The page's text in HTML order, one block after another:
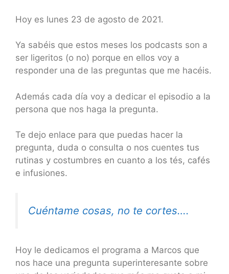
Hoy es lunes 23 de agosto de 2021.
Ya sabéis que estos meses los podcasts son a
ser ligeritos (o no) porque en ellos voy a
responder una de las preguntas que me hacéis.
Además cada día voy a dedicar el episodio a la
persona que nos haga la pregunta.
Te dejo enlace para que puedas hacer la
pregunta, duda o consulta o nos cuentes tus
rutinas y costumbres en cuanto a los tés, cafés
e infusiones.
Cuéntame cosas, no te cortes….
Hoy le dedicamos el programa a Marcos que
nos hace una pregunta superinteresante sobre